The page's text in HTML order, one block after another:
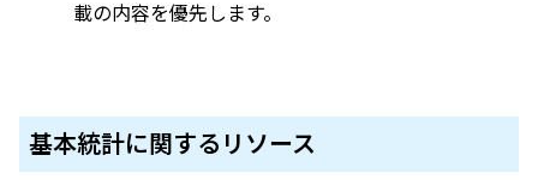
載の内容を優先します。
基本統計に関するリソース